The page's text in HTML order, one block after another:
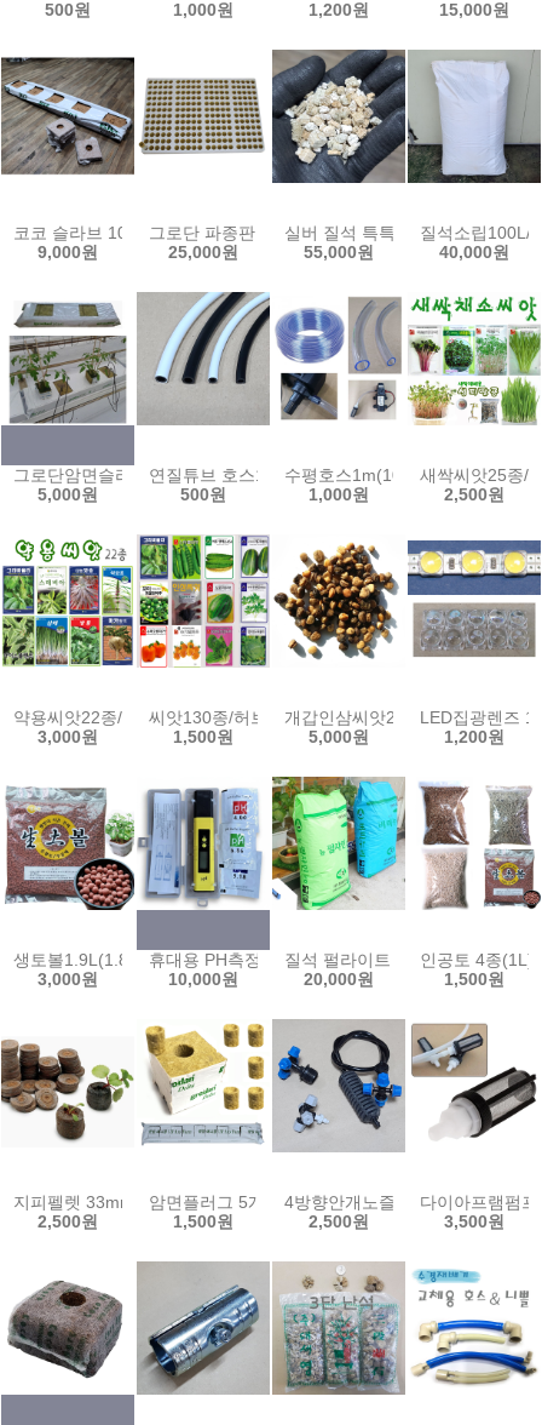
500원 1,000원 1,200원 15,000원
코코 슬라브 10x15x100cm(5구) COCO 그로우백 코코블럭 압축코코
9,000원
그로단 파종판 240공1판 암면 플러그 락울 유알 암
25,000원
실버 질석 특특대립80L/ 버미큘
55,000원
질석소립100L/
40,000원
그로단암면슬라브50cm(2구)/암면매트 수경재배 양액재배 관주 관수
5,000원
연질튜브 호스1m 3x5 4x7 스프링쿨러 미스트 점적
500원
수평호스1m(10,13,15,18mm) 물
1,000원
새싹씨앗25종/
2,500원
약용씨앗22종/그라비올라/스테비아/마카/아이스플랜트/백하수오/개
3,000원
씨앗130종/허브/새싹/약초/버터헤드/고수/스위트바
1,500원
개갑인삼씨앗20g(약400립)/인삼
5,000원
LED집광렌즈
1,200원
생토볼1.9L(1.8kg)황토볼 분갈이 생토원 수족관 하이드로볼 수경식물
3,000원
휴대용 PH측정기 ph메타 수질 테스터기 미터 센서
10,000원
질석 펄라이트 50L 100L 소립 중
20,000원
인공토 4종
1,500원
지피펠렛 33mm (10개) 44mm 피트 펠렛 모스 삽목 허브파종 압축 펠
2,500원
암면플러그 5개 키엠플러그 유알 그로단 암면 배지
1,500원
4방향안개노즐/상향식 하향식 안
2,500원
다이아프램펌
3,500원